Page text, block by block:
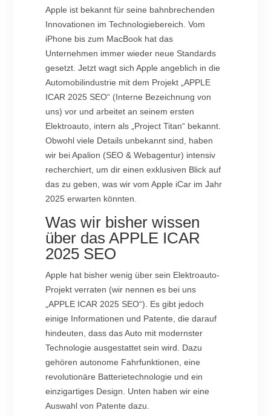
Apple ist bekannt für seine bahnbrechenden
Innovationen im Technologiebereich. Vom
iPhone bis zum MacBook hat das
Unternehmen immer wieder neue Standards
gesetzt. Jetzt wagt sich Apple angeblich in die
Automobilindustrie mit dem Projekt „APPLE
ICAR 2025 SEO“ (Interne Bezeichnung von
uns) vor und arbeitet an seinem ersten
Elektroauto, intern als „Project Titan“ bekannt.
Obwohl viele Details unbekannt sind, haben
wir bei Apalion (SEO & Webagentur) intensiv
recherchiert, um dir einen exklusiven Blick auf
das zu geben, was wir vom Apple iCar im Jahr
2025 erwarten könnten.
Was wir bisher wissen
über das APPLE ICAR
2025 SEO
Apple hat bisher wenig über sein Elektroauto-
Projekt verraten (wir nennen es bei uns
„APPLE ICAR 2025 SEO“). Es gibt jedoch
einige Informationen und Patente, die darauf
hindeuten, dass das Auto mit modernster
Technologie ausgestattet sein wird. Dazu
gehören autonome Fahrfunktionen, eine
revolutionäre Batterietechnologie und ein
einzigartiges Design. Unten haben wir eine
Auswahl von Patente dazu.